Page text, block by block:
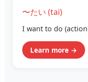
〜たい (tai)
I want to do
Learn more →